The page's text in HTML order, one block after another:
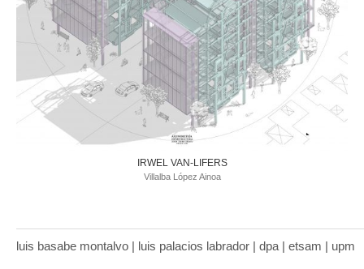
vegetacion vegetación vertedero viñedos vino visión
vision vivienda vivienda adosada vivienda en
vivienda minima vivienda social vivienda temporal
yoga
IRWEL VAN-LIFERS
Villalba López Ainoa
luis basabe montalvo | luis palacios labrador | dpa | etsam | upm